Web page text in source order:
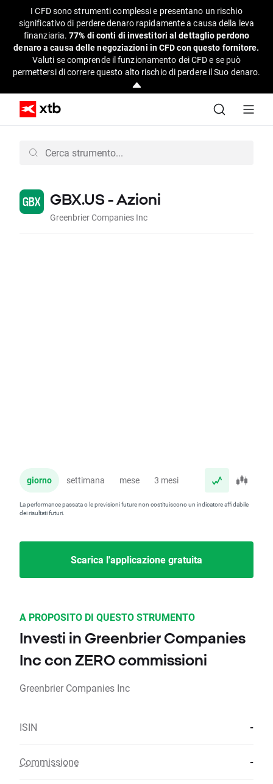
I CFD sono strumenti complessi e presentano un rischio
significativo di perdere denaro rapidamente a causa della leva
finanziaria.77% di conti di investitori al dettaglio perdono
denaro a causa delle negoziazioni in CFD con questo fornitore.
Valuti se comprende il funzionamento dei CFD e se può
permettersi di correre questo alto rischio di perdere il Suo denaro.
GBX.US - Azioni
Greenbrier Companies Inc
giorno settimana mese 3 mesi anno
La performance passata o le previsioni future non costituiscono un indicatore affidabile
dei risultati futuri.
Scarica l'applicazione gratuita
A PROPOSITO DI QUESTO STRUMENTO
Investi in Greenbrier Companies
Inc con ZERO commissioni
Greenbrier Companies Inc
ISIN -
Commissione -